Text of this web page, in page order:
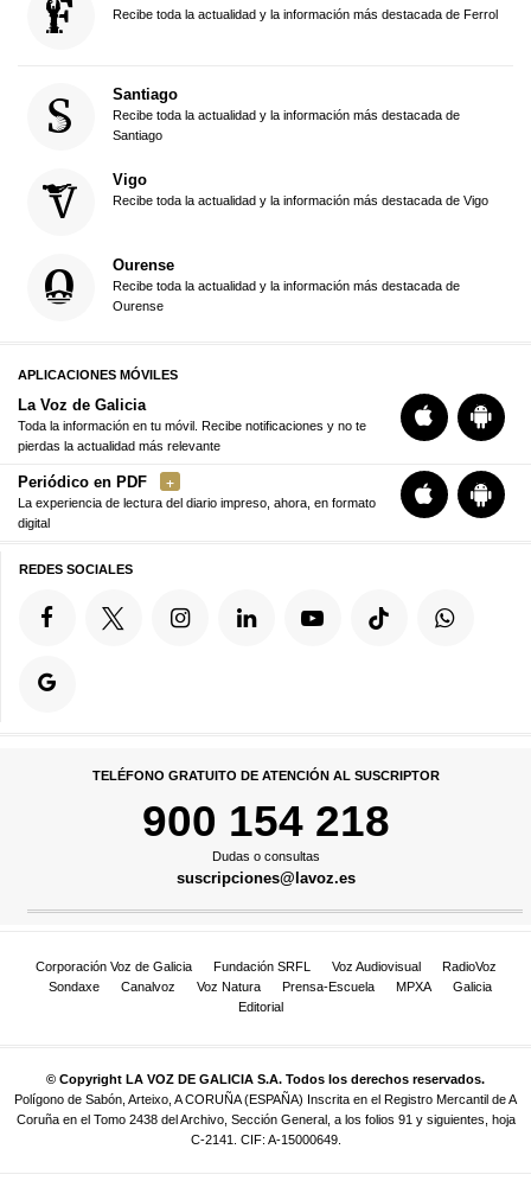
Recibe toda la actualidad y la información más destacada de Ferrol
Santiago
Recibe toda la actualidad y la información más destacada de
Santiago
Vigo
Recibe toda la actualidad y la información más destacada de Vigo
Ourense
Recibe toda la actualidad y la información más destacada de
Ourense
APLICACIONES MÓVILES
La Voz de Galicia
Toda la información en tu móvil. Recibe notificaciones y no te
pierdas la actualidad más relevante
Periódico en PDF
La experiencia de lectura del diario impreso, ahora, en formato
digital
REDES SOCIALES
TELÉFONO GRATUITO DE ATENCIÓN AL SUSCRIPTOR
900 154 218
Dudas o consultas
suscripciones@lavoz.es
Corporación Voz de Galicia Fundación SRFL Voz Audiovisual
RadioVoz
Sondaxe
Canalvoz Voz Natura Prensa-Escuela MPXA
Galicia
Editorial
© Copyright LA VOZ DE GALICIA S.A. Todos los derechos reservados.
Polígono de Sabón, Arteixo, A CORUÑA (ESPAÑA) Inscrita en el Registro Mercantil de A
Coruña en el Tomo 2438 del Archivo, Sección General, a los folios 91 y siguientes, hoja
C-2141. CIF: A-15000649.